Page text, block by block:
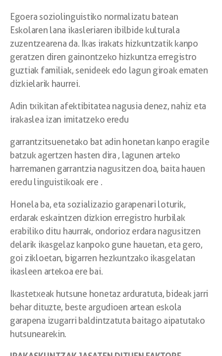
Egoera soziolinguistiko normalizatu batean
Eskolaren lana ikasleriaren ibilbide kulturala
zuzentzearena da. Ikas irakats hizkuntzatik kanpo
geratzen diren gainontzeko hizkuntza erregistro
guztiak familiak, senideek edo lagun giroak ematen
dizkielarik haurrei.
Adin txikitan afektibitatea nagusia denez, nahiz eta
irakaslea izan imitatzeko eredu
garrantzitsuenetako bat adin honetan kanpo eragile
batzuk agertzen hasten dira , lagunen arteko
harremanen garrantzia nagusitzen doa, baita hauen
eredu linguistikoak ere .
Honela ba, eta sozializazio garapenari loturik,
erdarak eskaintzen dizkion erregistro hurbilak
erabiliko ditu haurrak, ondorioz erdara nagusitzen
delarik ikasgelaz kanpoko gune hauetan, eta gero,
goi zikloetan, bigarren hezkuntzako ikasgelatan
ikasleen artekoa ere bai.
Ikastetxeak hutsune honetaz arduratuta, bideak jarri
behar dituzte, beste argudioen artean eskola
garapena izugarri baldintzatuta baitago aipatutako
hutsunearekin.